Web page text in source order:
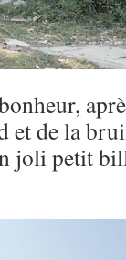
de la
joli petit